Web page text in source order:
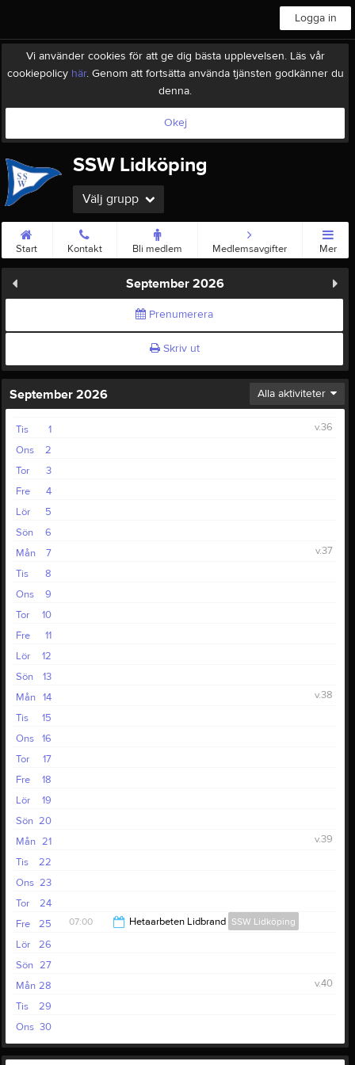
Logga in
Vi använder cookies för att ge dig bästa upplevelsen. Läs vår
cookiepolicy här. Genom att fortsätta använda tjänsten godkänner du
denna.
Okej
SSW Lidköping
Välj grupp
Start Kontakt Bli medlem Medlemsavgifter Mer
September 2026
Prenumerera
Skriv ut
September 2026 Alla aktiviteter
1
Tis
v.36
2
Ons
3
Tor
4
Fre
5
Lör
6
Sön
7
Mån
v.37
8
Tis
9
Ons
10
Tor
11
Fre
12
Lör
13
Sön
14
Mån
v.38
15
Tis
16
Ons
17
Tor
18
Fre
19
Lör
20
Sön
21
Mån
v.39
22
Tis
23
Ons
24
Tor
25
Fre 07:00 Hetaarbeten Lidbrand SSW Lidköping
26
Lör
27
Sön
28
Mån
v.40
29
Tis
30
Ons